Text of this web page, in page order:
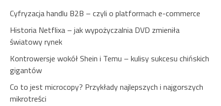
Cyfryzacja handlu B2B – czyli o platformach e-commerce
Historia Netflixa – jak wypożyczalnia DVD zmieniła
światowy rynek
Kontrowersje wokół Shein i Temu – kulisy sukcesu chińskich
gigantów
Co to jest microcopy? Przykłady najlepszych i najgorszych
mikrotreści